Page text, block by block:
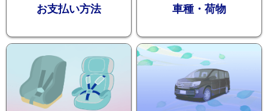
ション
お支払い方法 車種・荷物